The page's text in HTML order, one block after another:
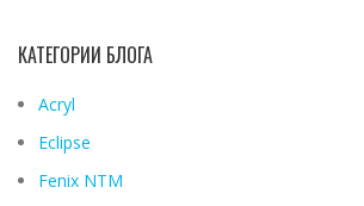
КАТЕГОРИИ БЛОГА
Acryl
Eclipse
Fenix ​​NTM